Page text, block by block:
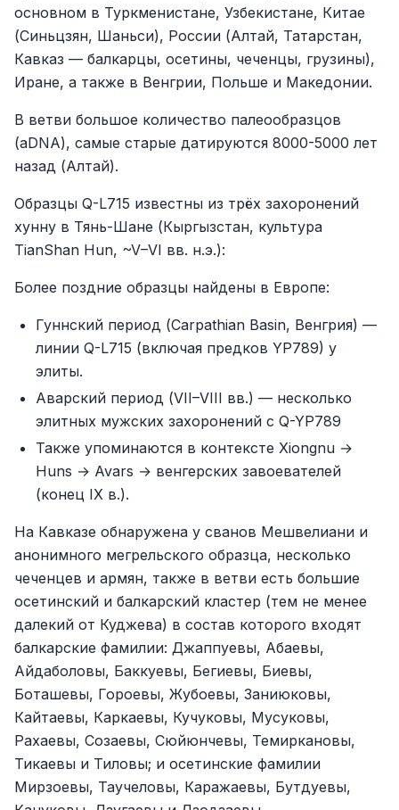
основном в Туркменистане, Узбекистане, Китае
(Синьцзян, Шаньси), России (Алтай, Татарстан,
Кавказ — балкарцы, осетины, чеченцы, грузины),
Иране, а также в Венгрии, Польше и Македонии.
В ветви большое количество палеообразцов
(aDNA), самые старые датируются 8000-5000 лет
назад (Алтай).
Образцы Q-L715 известны из трёх захоронений
хунну в Тянь-Шане (Кыргызстан, культура
TianShan Hun, ~V–VI вв. н.э.):
Более поздние образцы найдены в Европе:
Гуннский период (Carpathian Basin, Венгрия) —
линии Q-L715 (включая предков YP789) у
элиты.
Аварский период (VII–VIII вв.) — несколько
элитных мужских захоронений с Q-YP789
Также упоминаются в контексте Xiongnu →
Huns → Avars → венгерских завоевателей
(конец IX в.).
На Кавказе обнаружена у сванов Мешвелиани и
анонимного мегрельского образца, несколько
чеченцев и армян, также в ветви есть большие
осетинский и балкарский кластер (тем не менее
далекий от Куджева) в состав которого входят
балкарские фамилии: Джаппуевы, Абаевы,
Айдаболовы, Баккуевы, Бегиевы, Биевы,
Боташевы, Гороевы, Жубоевы, Заниюковы,
Кайтаевы, Каркаевы, Кучуковы, Мусуковы,
Рахаевы, Созаевы, Сюйюнчевы, Темиркановы,
Тикаевы и Тиловы; и осетинские фамилии
Мирзоевы, Таучеловы, Каражаевы, Бутдуевы,